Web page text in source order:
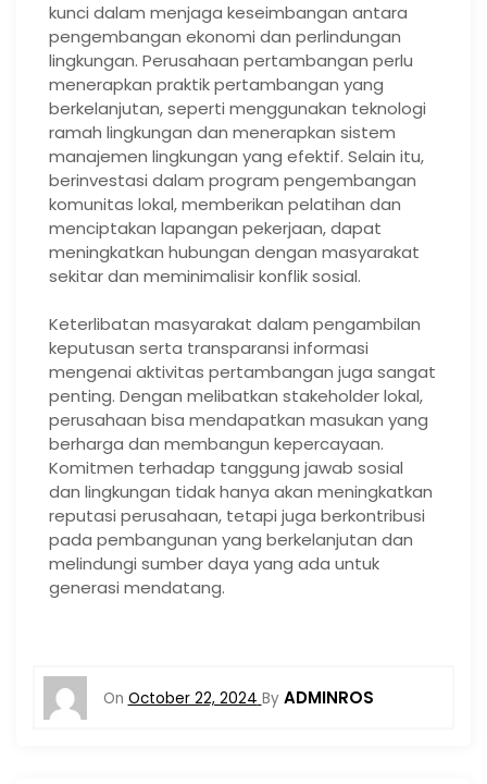
kunci dalam menjaga keseimbangan antara
pengembangan ekonomi dan perlindungan
lingkungan. Perusahaan pertambangan perlu
menerapkan praktik pertambangan yang
berkelanjutan, seperti menggunakan teknologi
ramah lingkungan dan menerapkan sistem
manajemen lingkungan yang efektif. Selain itu,
berinvestasi dalam program pengembangan
komunitas lokal, memberikan pelatihan dan
menciptakan lapangan pekerjaan, dapat
meningkatkan hubungan dengan masyarakat
sekitar dan meminimalisir konflik sosial.
Keterlibatan masyarakat dalam pengambilan
keputusan serta transparansi informasi
mengenai aktivitas pertambangan juga sangat
penting. Dengan melibatkan stakeholder lokal,
perusahaan bisa mendapatkan masukan yang
berharga dan membangun kepercayaan.
Komitmen terhadap tanggung jawab sosial
dan lingkungan tidak hanya akan meningkatkan
reputasi perusahaan, tetapi juga berkontribusi
pada pembangunan yang berkelanjutan dan
melindungi sumber daya yang ada untuk
generasi mendatang.
On October 22, 2024 By ADMINROS